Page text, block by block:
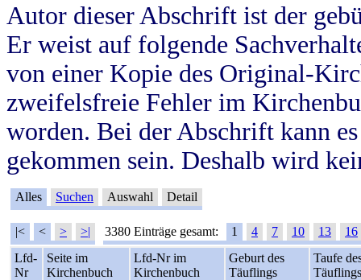
Autor dieser Abschrift ist der
Er weist auf folgende
von einer Kopie des Original-
zweifelsfreie Fehler im
worden. Bei der Abschrift kann
gekommen sein. Deshalb wird
Alles Suchen Auswahl Detail
|< < > >| 3380 Einträge gesamt: 1 4 7 10 13
16
Lfd-
Nr
Seite im
Kirchenbuch
Lfd-Nr im
Kirchenbuch
Geburt des
Täuflings
Taufe
Täuflings